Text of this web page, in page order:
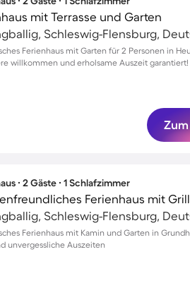
mit Terrasse und Garten
Schleswig-Flensburg,
Ferienhaus mit Garten für 2 Personen in
willkommen und erholsame Auszeit garantiert!
∙ 2 Gäste ∙ 1 Schlafzimmer
Schleswig-Flensburg,
Ferienhaus mit Kamin und Garten in
unvergessliche Auszeiten